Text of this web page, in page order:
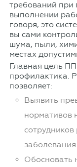
требований при
выполнении
говоря, это
вы сами
шума, пыли,
местах
Главная цель
профилактика.
позволяет:
Выявить
нормативов
заболевания.
Обосновать